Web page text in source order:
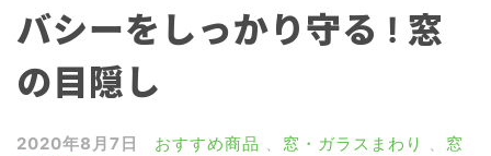
勝手口ドアリフォーム
雨戸・シャッター
窓の目隠しルーバー
バシーをしっかり守る ! 窓
の目隠し
2020年8月7日 おすすめ商品 、 窓・ガラスまわり 、 窓